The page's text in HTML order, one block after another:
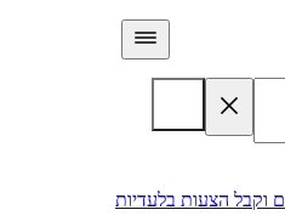
הצעות בלעדיות